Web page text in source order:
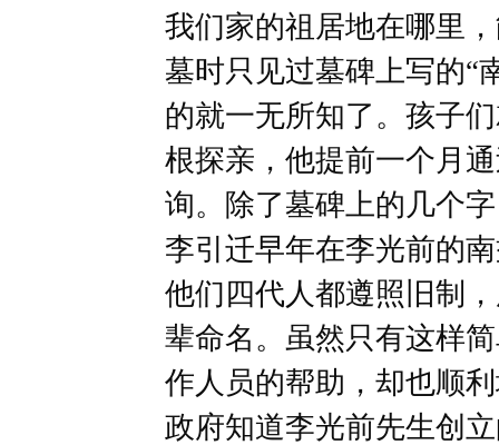
我们家的祖居地在哪里
墓时只见过墓碑上写的“
的就一无所知了。孩子
根探亲，他提前一个月
询。除了墓碑上的几个
李引迁早年在李光前的
他们四代人都遵照旧制
辈命名。虽然只有这样
作人员的帮助，却也顺
政府知道李光前先生创